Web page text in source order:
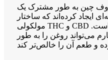
چین به طور مشترک یک
ایجاد کرده‌اند که ساختار
مولکولی THC و CBD را به طور کامل مطالعه کرده است.
می‌تواند روغن را به طور